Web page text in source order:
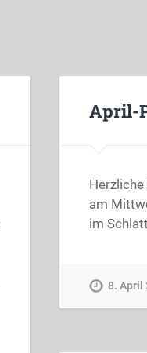
April-
am
im
8. April